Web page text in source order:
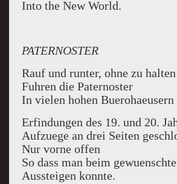
Into the New World.
PATERNOSTER
Rauf und runter, ohne zu halten
Fuhren die Paternoster
In vielen hohen
Erfindungen des 19. und 20.
Aufzuege an drei Seiten
Nur vorne offen
So dass man beim
Aussteigen konnte.